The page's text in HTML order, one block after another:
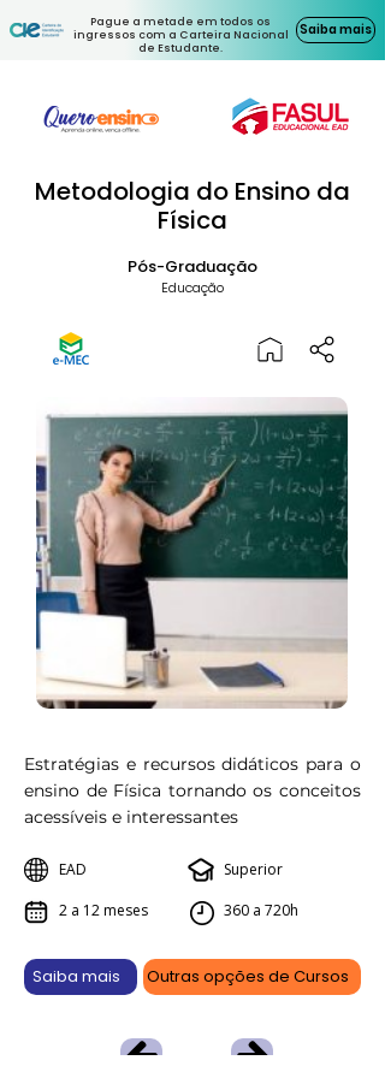
Pague a metade em todos os
ingressos com a Carteira Nacional
de Estudante.
Saiba mais
Metodologia do Ensino da
Física
Pós-Graduação
Educação
Estratégias e recursos didáticos para o
ensino de Física tornando os conceitos
acessíveis e interessantes
EAD
2 a 12 meses
Superior
360 a 720h
Saiba mais Outras opções de Cursos